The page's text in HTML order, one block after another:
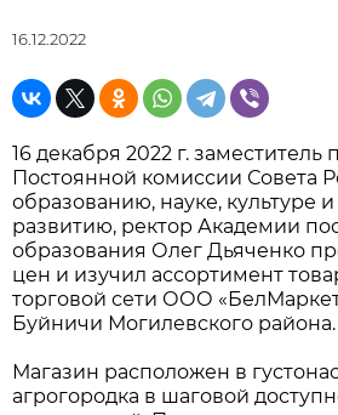
16.12.2022
16 декабря 2022 г. заместитель
Постоянной комиссии Совета
образованию, науке, культуре
развитию, ректор Академии
образования Олег Дьяченко
цен и изучил ассортимент
торговой сети ООО
Буйничи Могилевского района.
Магазин расположен в
агрогородка в шаговой